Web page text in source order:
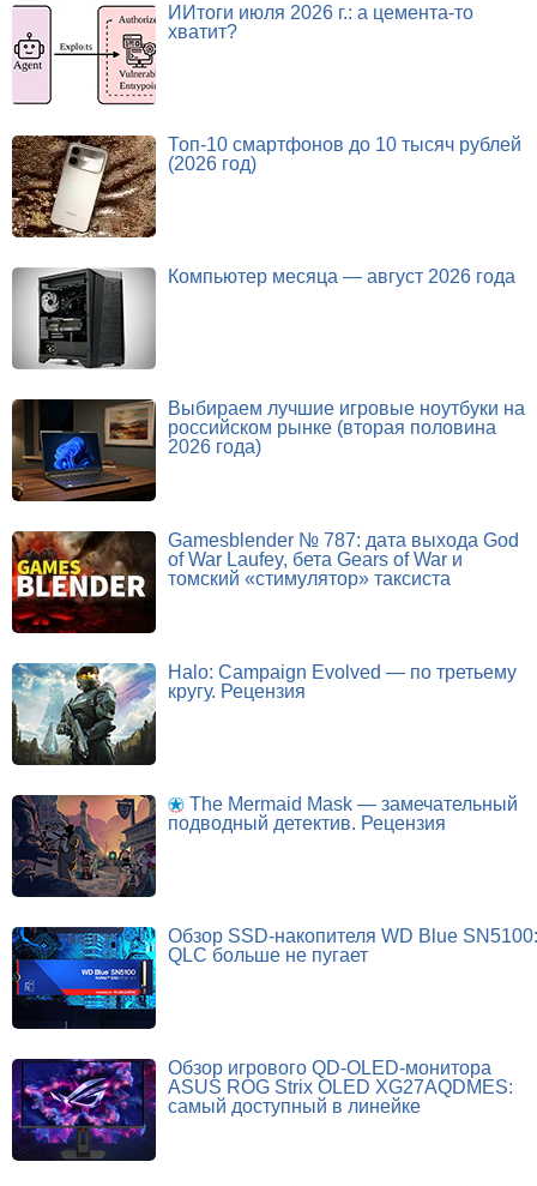
ИИтоги июля 2026 г.: а цемента-то
хватит?
Топ-10 смартфонов до 10 тысяч рублей
(2026 год)
Компьютер месяца — август 2026 года
Выбираем лучшие игровые ноутбуки на
российском рынке (вторая половина
2026 года)
Gamesblender № 787: дата выхода God
of War Laufey, бета Gears of War и
томский «стимулятор» таксиста
Halo: Campaign Evolved — по третьему
кругу. Рецензия
The Mermaid Mask — замечательный
подводный детектив. Рецензия
Обзор SSD-накопителя WD Blue SN5100:
QLC больше не пугает
Обзор игрового QD-OLED-монитора
ASUS ROG Strix OLED XG27AQDMES:
самый доступный в линейке